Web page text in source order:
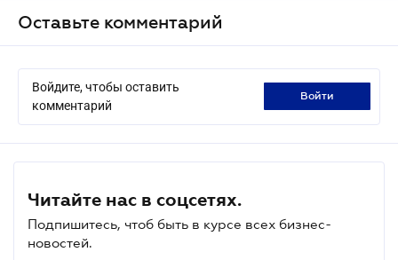
Оставьте комментарий
Войдите, чтобы оставить
комментарий
войти
Читайте нас в соцсетях.
Подпишитесь, чтоб быть в курсе всех бизнес-
новостей.